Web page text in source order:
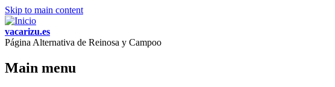
Skip to main content
vacarizu.es
Página Alternativa de Reinosa y Campoo
Main menu